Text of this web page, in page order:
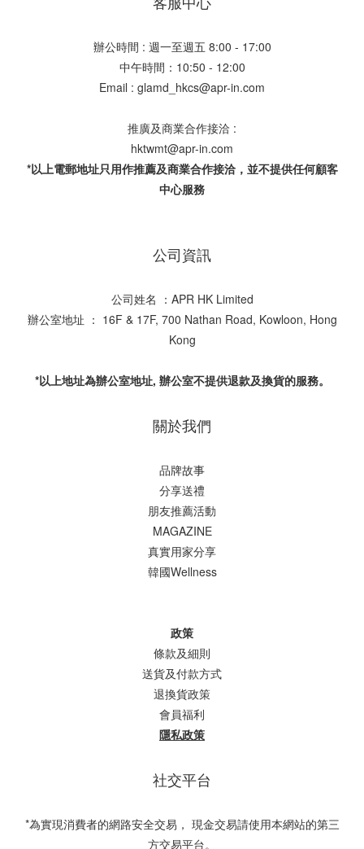
辦公時間 : 週一至週五 8:00 - 17:00
中午時間：10:50 - 12:00
Email : glamd_hkcs@apr-in.com
推廣及商業合作接洽 :
hktwmt@apr-in.com
*以上電郵地址只用作推薦及商業合作接洽，並不提供任何顧客
中心服務
公司資訊
公司姓名 ：APR HK Limited
辦公室地址 ： 16F & 17F, 700 Nathan Road, Kowloon, Hong
Kong
*以上地址為辦公室地址, 辦公室不提供退款及換貨的服務。
關於我們
品牌故事
分享送禮
朋友推薦活動
MAGAZINE
真實用家分享
韓國Wellness
政策
條款及細則
送貨及付款方式
退換貨政策
會員福利
隱私政策
社交平台
*為實現消費者的網路安全交易， 現金交易請使用本網站的第三
方交易平台。